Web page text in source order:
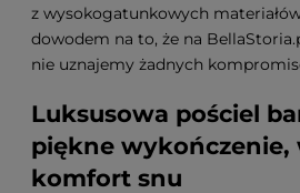
z wysokogatunkowych
dowodem na to, że na
nie uznajemy żadnych
Luksusowa pościel
piękne wykończenie,
komfort snu